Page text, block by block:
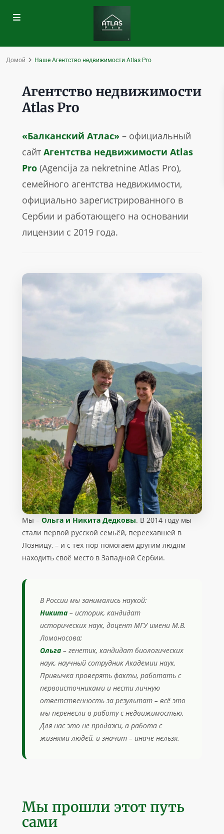
Домой Наше Агентство недвижимости Atlas Pro
Агентство недвижимости
Atlas Pro
«Балканский Атлас» – официальный
сайт Агентства недвижимости Atlas
Pro (Agencija za nekretnine Atlas Pro),
семейного агентства недвижимости,
официально зарегистрированного в
Сербии и работающего на основании
лицензии с 2019 года.
Мы – Ольга и Никита Дедковы. В 2014 году мы
стали первой русской семьёй, переехавшей в
Лозницу, – и с тех пор помогаем другим людям
находить своё место в Западной Сербии.
В России мы занимались наукой:
Никита – историк, кандидат
исторических наук, доцент МГУ имени М.В.
Ломоносова;
Ольга – генетик, кандидат биологических
наук, научный сотрудник Академии наук.
Привычка проверять факты, работать с
первоисточниками и нести личную
ответственность за результат – всё это
мы перенесли в работу с недвижимостью.
Для нас это не продажи, а работа с
жизнями людей, и значит – иначе нельзя.
Мы прошли этот путь
сами